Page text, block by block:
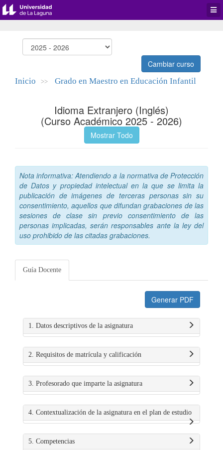
Cambiar curso
Inicio >> Grado en Maestro en Educación Infantil
Idioma Extranjero (Inglés)
(Curso Académico 2025 - 2026)
Mostrar Todo
Nota informativa: Atendiendo a la normativa de Protección
de Datos y propiedad intelectual en la que se limita la
publicación de imágenes de terceras personas sin su
consentimiento, aquellos que difundan grabaciones de las
sesiones de clase sin previo consentimiento de las
personas implicadas, serán responsables ante la ley del
uso prohibido de las citadas grabaciones.
Guía Docente
Generar PDF
1. Datos descriptivos de la asignatura
2. Requisitos de matrícula y calificación
3. Profesorado que imparte la asignatura
4. Contextualización de la asignatura en el plan de estudio
5. Competencias